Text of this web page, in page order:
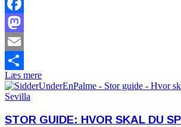
Facebook
Mastodon
Email
Share
Læs mere
STOR GUIDE: HVOR SKAL DU